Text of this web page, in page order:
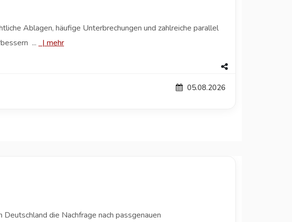
Ablagen, häufige Unterbrechungen und zahlreiche parallel
... |mehr
05.08.2026
die Nachfrage nach passgenauen